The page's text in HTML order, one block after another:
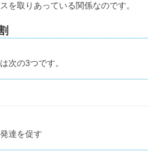
を取りあっている関係なのです。
次の3つです。
達を促す